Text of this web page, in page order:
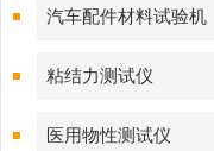
汽车配件材料试验机
粘结力测试仪
医用物性测试仪